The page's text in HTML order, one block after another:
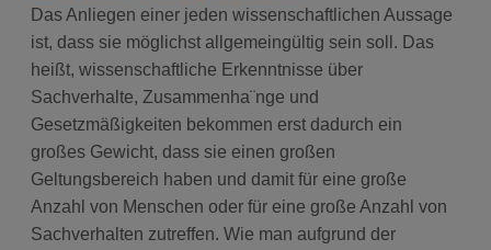
Das Anliegen einer jeden wissenschaftlichen Aussage
ist, dass sie möglichst allgemeingültig sein soll. Das
heißt, wissenschaftliche Erkenntnisse über
Sachverhalte, Zusammenha¨nge und
Gesetzmäßigkeiten bekommen erst dadurch ein
großes Gewicht, dass sie einen großen
Geltungsbereich haben und damit für eine große
Anzahl von Menschen oder für eine große Anzahl von
Sachverhalten zutreffen. Wie man aufgrund der